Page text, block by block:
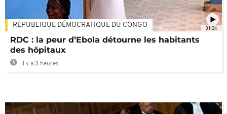
01:34
RÉPUBLIQUE DÉMOCRATIQUE DU CONGO
RDC : la peur d’Ebola détourne les habitants
des hôpitaux
Il y a 3 heures